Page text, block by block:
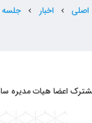
chevron_left اخبار chevron_left جلسه
اعضا هیات مدیره